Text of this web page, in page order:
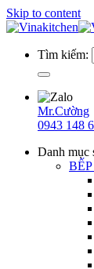
Skip to content
Tìm kiếm:
Mr.Cường
0943 148
Danh mục